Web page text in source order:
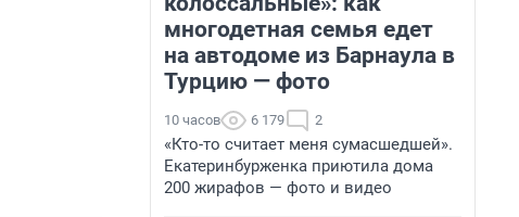
многодетная семья едет
на автодоме из Барнаула в
Турцию — фото
10 часов 6 179 2
«Кто-то считает меня сумасшедшей».
Екатеринбурженка приютила дома
200 жирафов — фото и видео